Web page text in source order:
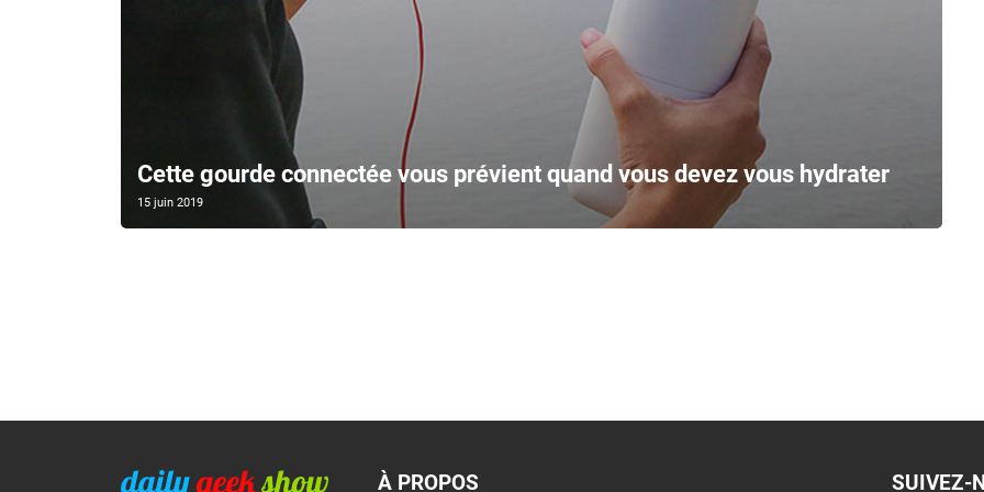
Cette gourde connectée vous prévient quand vous devez vous hydrater
15 juin 2019
À PROPOS SUIVEZ-